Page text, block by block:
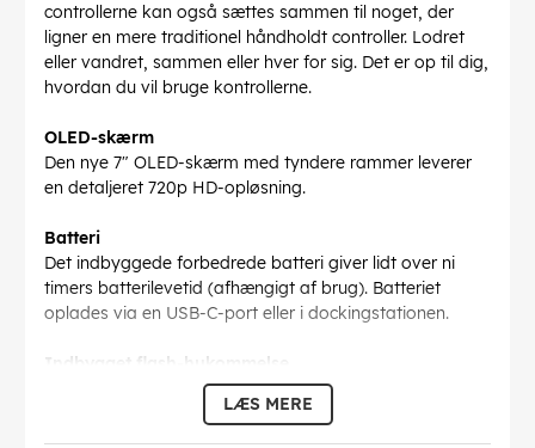
controllerne kan også sættes sammen til noget, der
ligner en mere traditionel håndholdt controller. Lodret
eller vandret, sammen eller hver for sig. Det er op til dig,
hvordan du vil bruge kontrollerne.
OLED-skærm
Den nye 7" OLED-skærm med tyndere rammer leverer
en detaljeret 720p HD-opløsning.
Batteri
Det indbyggede forbedrede batteri giver lidt over ni
timers batterilevetid (afhængigt af brug). Batteriet
oplades via en USB-C-port eller i dockingstationen.
Indbygget flash-hukommelse
Nintendo Switch har en 64 GB flashhukommelse, som
nemt kan udvides med et Micro SD-kort. Konsollen
understøtter op til 2 TB hukommelse.
LÆS MERE